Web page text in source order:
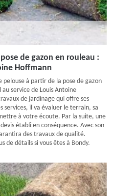
de gazon en rouleau :
Hoffmann
pelouse à partir de la pose de gazon
service de Louis Antoine
de jardinage qui offre ses
services, il va évaluer le terrain, sa
à votre écoute. Par la suite, une
établi en conséquence. Avec son
des travaux de qualité.
de détails si vous êtes à Bondy.